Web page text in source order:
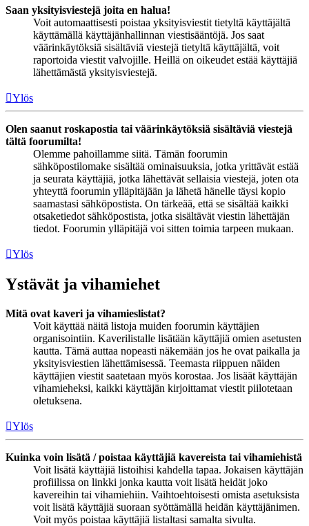
Saan yksityisviestejä joita en halua!
Voit automaattisesti poistaa yksityisviestit tietyltä käyttäjältä
käyttämällä käyttäjänhallinnan viestisääntöjä. Jos saat
väärinkäytöksiä sisältäviä viestejä tietyltä käyttäjältä, voit
raportoida viestit valvojille. Heillä on oikeudet estää käyttäjiä
lähettämästä yksityisviestejä.
Ylös
Olen saanut roskapostia tai väärinkäytöksiä sisältäviä viestejä
tältä foorumilta!
Olemme pahoillamme siitä. Tämän foorumin
sähköpostilomake sisältää ominaisuuksia, jotka yrittävät estää
ja seurata käyttäjiä, jotka lähettävät sellaisia viestejä, joten ota
yhteyttä foorumin ylläpitäjään ja lähetä hänelle täysi kopio
saamastasi sähköpostista. On tärkeää, että se sisältää kaikki
otsaketiedot sähköpostista, jotka sisältävät viestin lähettäjän
tiedot. Foorumin ylläpitäjä voi sitten toimia tarpeen mukaan.
Ylös
Ystävät ja vihamiehet
Mitä ovat kaveri ja vihamieslistat?
Voit käyttää näitä listoja muiden foorumin käyttäjien
organisointiin. Kaverilistalle lisätään käyttäjiä omien asetusten
kautta. Tämä auttaa nopeasti näkemään jos he ovat paikalla ja
yksityisviestien lähettämisessä. Teemasta riippuen näiden
käyttäjien viestit saatetaan myös korostaa. Jos lisäät käyttäjän
vihamieheksi, kaikki käyttäjän kirjoittamat viestit piilotetaan
oletuksena.
Ylös
Kuinka voin lisätä / poistaa käyttäjiä kavereista tai vihamiehistä
Voit lisätä käyttäjiä listoihisi kahdella tapaa. Jokaisen käyttäjän
profiilissa on linkki jonka kautta voit lisätä heidät joko
kavereihin tai vihamiehiin. Vaihtoehtoisesti omista asetuksista
voit lisätä käyttäjiä suoraan syöttämällä heidän käyttäjänimen.
Voit myös poistaa käyttäjiä listaltasi samalta sivulta.